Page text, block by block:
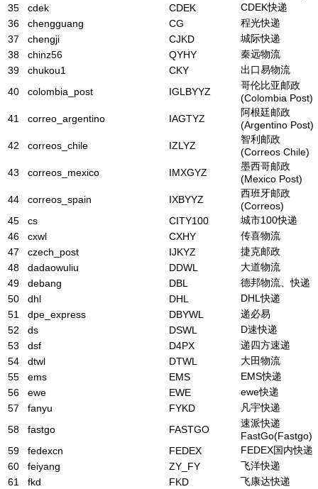
35
cdek CDEK
CDEK快递
36
chengguang CG
程光快递
37
chengji CJKD
城际快递
38
chinz56 QYHY
秦远物流
39
chukou1 CKY
出口易物流
40
colombia_post IGLBYYZ
哥伦比亚邮政
(Colombia Post)
41
correo_argentino IAGTYZ
阿根廷邮政
(Argentino Post)
42
correos_chile IZLYZ
智利邮政
(Correos Chile)
43
correos_mexico IMXGYZ
墨西哥邮政
(Mexico Post)
44
correos_spain IXBYYZ
西班牙邮政
(Correos)
45
cs CITY100
城市100快递
46
cxwl CXHY
传喜物流
47
czech_post IJKYZ
捷克邮政
48
dadaowuliu DDWL
大道物流
49
debang DBL
德邦物流、快递
50
dhl DHL
DHL快递
51
dpe_express DBYWL
递必易
52
ds DSWL
D速快递
53
dsf D4PX
递四方速递
54
dtwl DTWL
大田物流
55
ems EMS
EMS快递
56
ewe EWE
ewe快递
57
fanyu FYKD
凡宇快递
58
fastgo FASTGO
速派快递
FastGo(Fastgo)
59
fedexcn FEDEX
FEDEX国内快递
60
feiyang ZY_FY
飞洋快递
61
fkd FKD
飞康达快递